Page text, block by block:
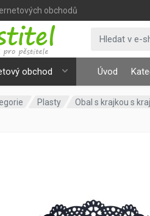
obchodů
obchod Úvod
Plasty Obal s krajkou s